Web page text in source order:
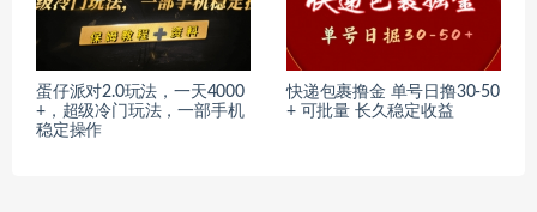
蛋仔派对2.0玩法，一天4000
+，超级冷门玩法，一部手机
稳定操作
快递包裹撸金 单号日撸30-50
+ 可批量 长久稳定收益